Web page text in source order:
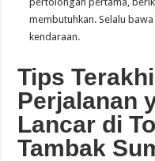
membutuhkan. Selalu
kendaraan.
Tips
Perjalanan
Lancar di
Tambak